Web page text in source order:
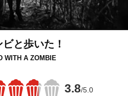
と歩いた！
WITH A ZOMBIE
3.8/5.0